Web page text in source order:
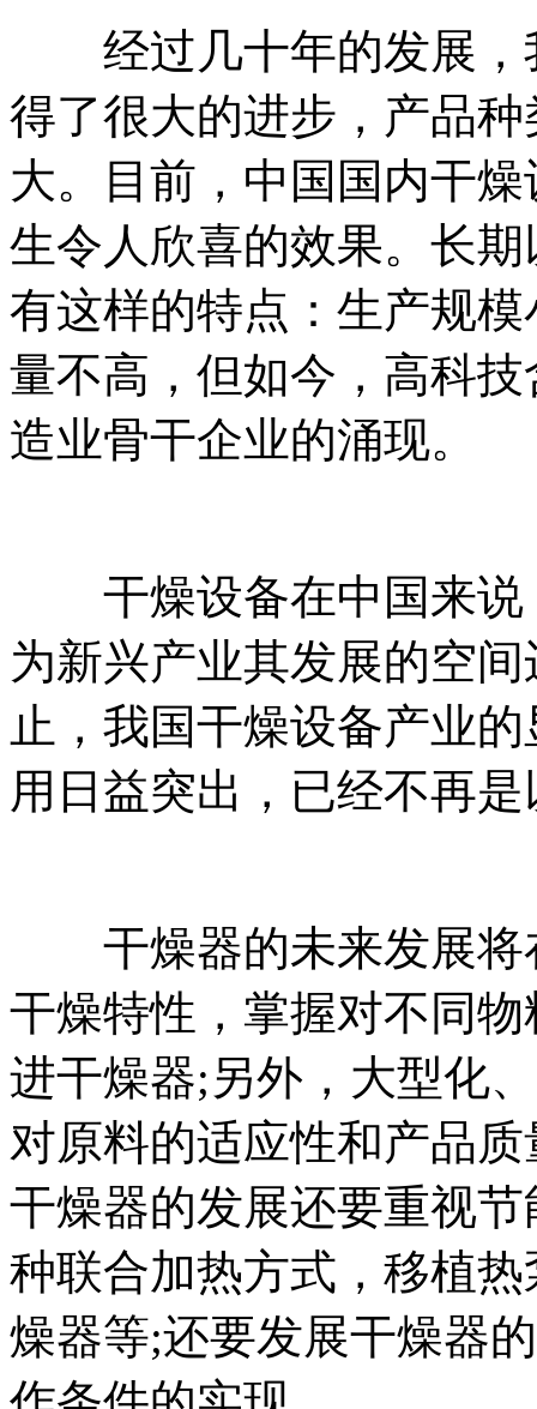
经过几十年的发展，
得了很大的进步，产品
大。目前，中国国内干
生令人欣喜的效果。长
有这样的特点：生产规
量不高，但如今，高科
造业骨干企业的涌现。
干燥设备在中国来说
为新兴产业其发展的空
止，我国干燥设备产业
用日益突出，已经不再
干燥器的未来发展将
干燥特性，掌握对不同
进干燥器;另外，大型化
对原料的适应性和产品
干燥器的发展还要重视
种联合加热方式，移植
燥器等;还要发展干燥器